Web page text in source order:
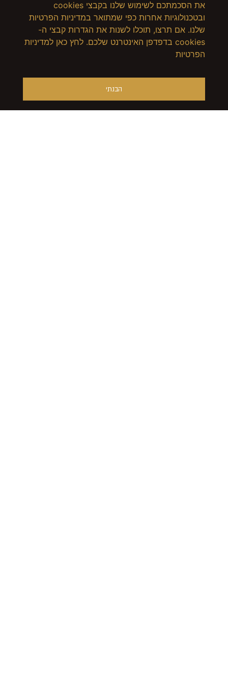
את הסכמתכם לשימוש שלנו בקבצי cookies
ובטכנולוגיות אחרות כפי שמתואר במדיניות הפרטיות
שלנו. אם תרצו, תוכלו לשנות את הגדרות קבצי ה-
cookies בדפדפן האינטרנט שלכם. לחץ כאן למדיניות
הפרטיות
הבנתי